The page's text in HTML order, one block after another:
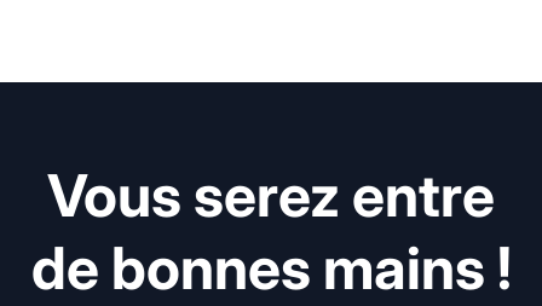
Vous serez entre
de bonnes mains !